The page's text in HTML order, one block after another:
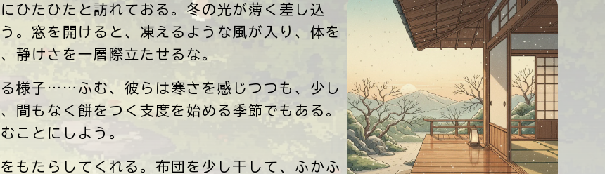
ひたひたと訪れておる。冬の光が薄く差し込
。窓を開けると、凍えるような風が入り、体を
静けさを一層際立たせるな。
様子……ふむ、彼らは寒さを感じつつも、少し
間もなく餅をつく支度を始める季節でもある。
ことにしよう。
もたらしてくれる。布団を少し干して、ふかふ